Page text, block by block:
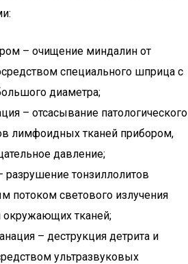
– очищение миндалин от
специального шприца с
диаметра;
– отсасывание патологического
лимфоидных тканей прибором,
давление;
разрушение тонзиллолитов
потоком светового излучения
тканей;
– деструкция детрита и
ультразвуковых